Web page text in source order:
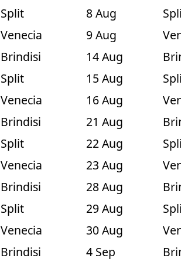
Split 8 Aug
Venecia 9 Aug
Brindisi 14 Aug
Split 15 Aug
Venecia 16 Aug
Brindisi 21 Aug
Split 22 Aug
Venecia 23 Aug
Brindisi 28 Aug
Split 29 Aug
Venecia 30 Aug
Brindisi 4 Sep